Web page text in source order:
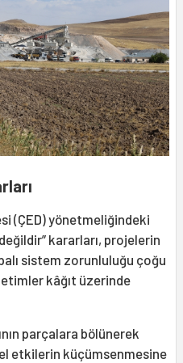
(ÇED) yönetmeliğindeki
kararları, projelerin
sistem zorunluluğu çoğu
kâğıt üzerinde
parçalara bölünerek
etkilerin küçümsenmesine